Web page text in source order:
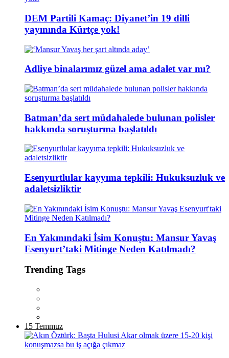
DEM Partili Kamaç: Diyanet’in 19 dilli
yayınında Kürtçe yok!
Adliye binalarımız güzel ama adalet var mı?
Batman’da sert müdahalede bulunan polisler
hakkında soruşturma başlatıldı
Esenyurtlular kayyıma tepkili: Hukuksuzluk ve
adaletsizliktir
En Yakınındaki İsim Konuştu: Mansur Yavaş
Esenyurt’taki Mitinge Neden Katılmadı?
Trending Tags
15 Temmuz